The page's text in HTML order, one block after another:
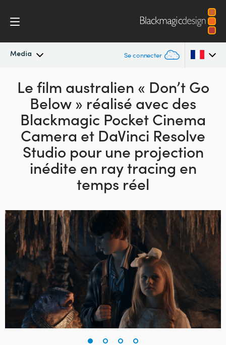
Media Se connecter
Actualités
Archives de presse
Images de presse
Argentina
Australia
Austria
Brazil
Canada
Denmark
Finland
France
Germany
Hong Kong SAR, China
India
Le film australien « Don’t Go
Below » réalisé avec des
Blackmagic PocketCinema
Camera et DaVinci Resolve
Studio pour une projection
inédite en ray tracing en
temps réel